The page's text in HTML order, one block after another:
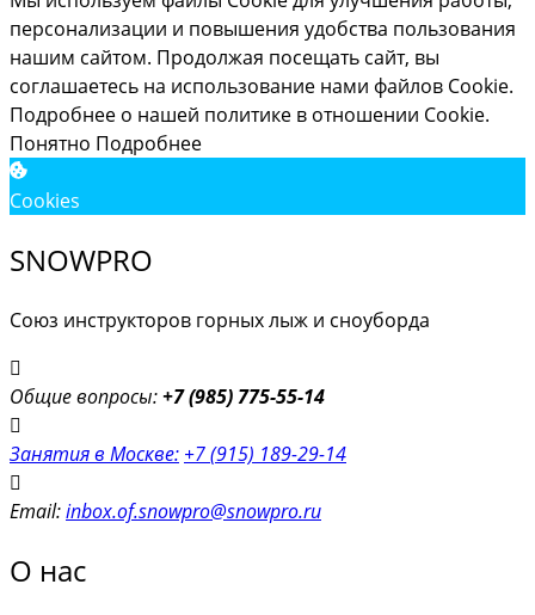
персонализации и повышения удобства пользования
нашим сайтом. Продолжая посещать сайт, вы
соглашаетесь на использование нами файлов Cookie.
Подробнее о нашей политике в отношении Cookie.
Понятно Подробнее
Cookies
SNOWPRO
Союз инструкторов горных лыж и сноуборда
Общие вопросы:+7 (985) 775-55-14
Занятия в Москве: +7 (915) 189-29-14
Email:inbox.of.snowpro@snowpro.ru
О нас